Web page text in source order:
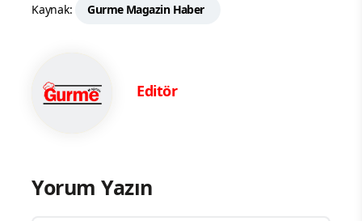
Kaynak: Gurme Magazin Haber
Editör
Yorum Yazın